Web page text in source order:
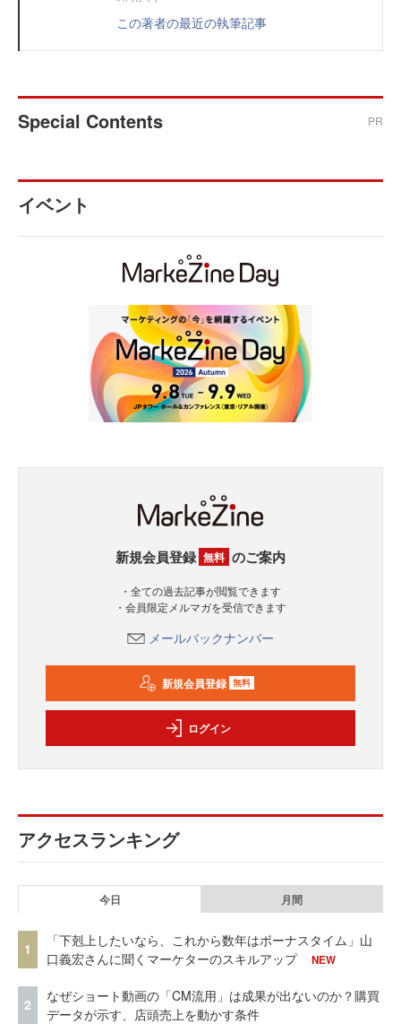
この著者の最近の執筆記事
Special Contents PR
イベント
新規会員登録 無料 のご案内
・全ての過去記事が閲覧できます
・会員限定メルマガを受信できます
メールバックナンバー
新規会員登録 無料
ログイン
アクセスランキング
今日 月間
1
「下剋上したいなら、これから数年はボーナスタイム」山
口義宏さんに聞くマーケターのスキルアップ
NEW
2
なぜショート動画の「CM流用」は成果が出ないのか？購買
データが示す、店頭売上を動かす条件